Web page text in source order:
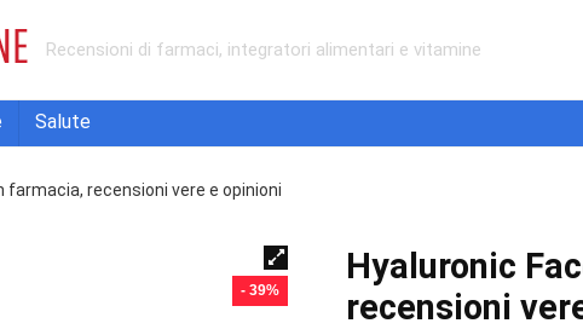
Recensioni di farmaci, integratori alimentari e vitamine
Salute
farmacia, recensioni vere e opinioni
- 39%
Hyaluronic
recensioni